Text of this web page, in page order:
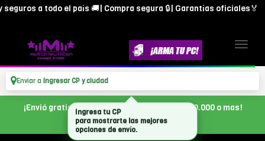
a todo el país 🚚| Compra segura 🔒| Garantías oficiales🏅
Enviar a Ingresar CP y ciudad
¡Envió gratis en CABA, con tu compra de $300.000 o mas!